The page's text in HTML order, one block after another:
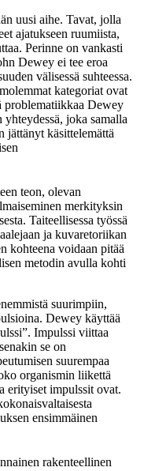
uusi aihe. Tavat, jolla
ajatukseen ruumiista,
Perinne on vankasti
Dewey ei tee eroa
välisessä suhteessa.
kategoriat ovat
problematiikkaa Dewey
joka samalla
jättänyt käsittelemättä
teon, olevan
merkityksin
Taiteellisessa työssä
ja kuvaretoriikan
kohteena voidaan pitää
metodin avulla kohti
suurimpiin,
Dewey käyttää
Impulssi viittaa
se on
suurempaa
organismin liikettä
erityiset impulssit ovat.
ensimmäinen
rakenteellinen